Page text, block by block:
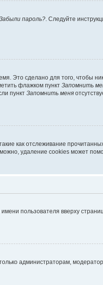
пароль? . Следуйте
Это сделано для того, чтобы
флажком пункт Запомнить
пункт Запомнить меня
как отслеживание
удаление cookies может
пользователя вверху
администраторам,